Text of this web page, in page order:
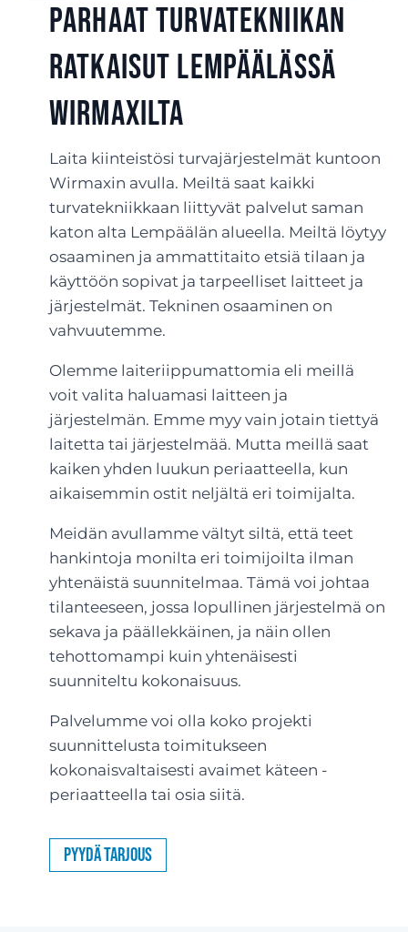
Parhaat turvatekniikan
ratkaisut Lempäälässä
Wirmaxilta
Laita kiinteistösi turvajärjestelmät kuntoon
Wirmaxin avulla. Meiltä saat kaikki
turvatekniikkaan liittyvät palvelut saman
katon alta Lempäälän alueella. Meiltä löytyy
osaaminen ja ammattitaito etsiä tilaan ja
käyttöön sopivat ja tarpeelliset laitteet ja
järjestelmät. Tekninen osaaminen on
vahvuutemme.
Olemme laiteriippumattomia eli meillä
voit valita haluamasi laitteen ja
järjestelmän. Emme myy vain jotain tiettyä
laitetta tai järjestelmää. Mutta meillä saat
kaiken yhden luukun periaatteella, kun
aikaisemmin ostit neljältä eri toimijalta.
Meidän avullamme vältyt siltä, että teet
hankintoja monilta eri toimijoilta ilman
yhtenäistä suunnitelmaa. Tämä voi johtaa
tilanteeseen, jossa lopullinen järjestelmä on
sekava ja päällekkäinen, ja näin ollen
tehottomampi kuin yhtenäisesti
suunniteltu kokonaisuus.
Palvelumme voi olla koko projekti
suunnittelusta toimitukseen
kokonaisvaltaisesti avaimet käteen -
periaatteella tai osia siitä.
Pyydä tarjous